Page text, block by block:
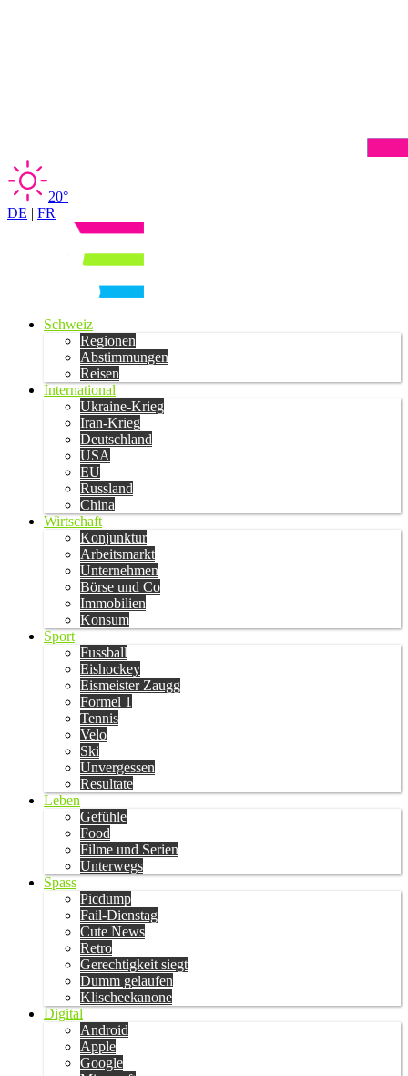
20°
DE | FR
Schweiz
Regionen
Abstimmungen
Reisen
International
Ukraine-Krieg
Iran-Krieg
Deutschland
USA
EU
Russland
China
Wirtschaft
Konjunktur
Arbeitsmarkt
Unternehmen
Börse und Co
Immobilien
Konsum
Sport
Fussball
Eishockey
Eismeister Zaugg
Formel 1
Tennis
Velo
Ski
Unvergessen
Resultate
Leben
Gefühle
Food
Filme und Serien
Unterwegs
Spass
Picdump
Fail-Dienstag
Cute News
Retro
Gerechtigkeit siegt
Dumm gelaufen
Klischeekanone
Digital
Android
Apple
Google